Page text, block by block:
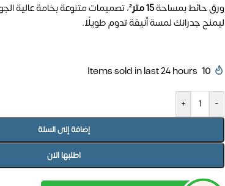
ورق حائط بمساحة15 متر²
، تصميمات متنوعة بخامة عالية
ليمنح جدرانك لمسة أنيقة تدوم طويلًا.
10
Items sold in last 24 hours
-
+
إضافة إلى السلة
اطلبها الان